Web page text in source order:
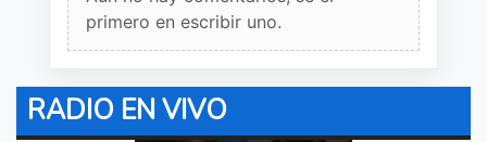
primero en escribir uno.
RADIO EN VIVO